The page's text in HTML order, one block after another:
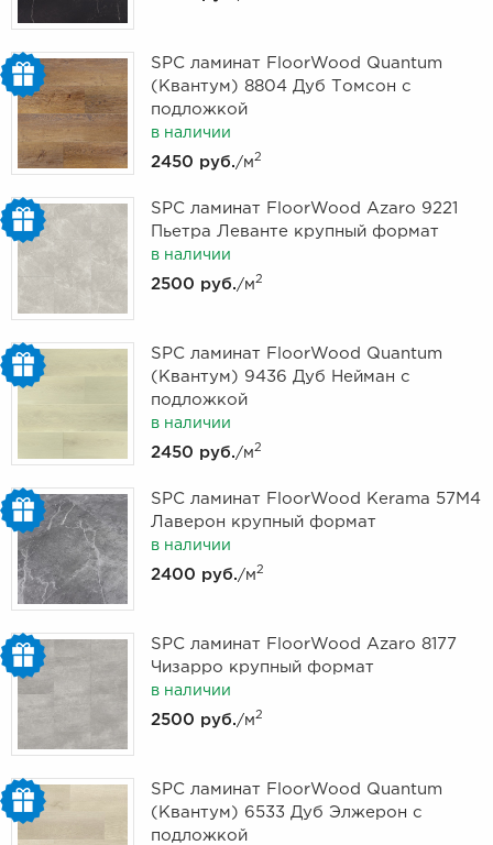
SPC ламинат FloorWood Quantum
(Квантум) 8804 Дуб Томсон с
подложкой
в наличии
2450 руб. /м2
SPC ламинат FloorWood Azaro 9221
Пьетра Леванте крупный формат
в наличии
2500 руб. /м2
SPC ламинат FloorWood Quantum
(Квантум) 9436 Дуб Нейман с
подложкой
в наличии
2450 руб. /м2
SPC ламинат FloorWood Kerama 57M4
Лаверон крупный формат
в наличии
2400 руб. /м2
SPC ламинат FloorWood Azaro 8177
Чизарро крупный формат
в наличии
2500 руб. /м2
SPC ламинат FloorWood Quantum
(Квантум) 6533 Дуб Элжерон с
подложкой